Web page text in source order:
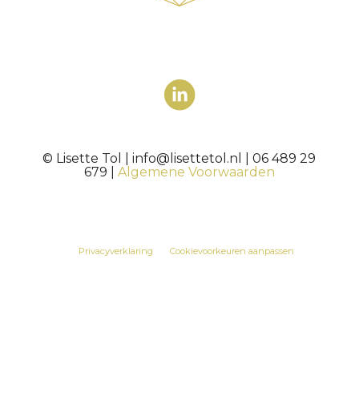
© Lisette Tol | info@lisettetol.nl | 06 489 29
679 |
Algemene Voorwaarden
Privacyverklaring
Cookievoorkeuren aanpassen